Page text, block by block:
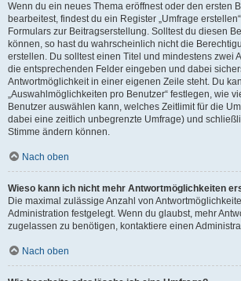
Wenn du ein neues Thema eröffnest oder den ersten
bearbeitest, findest du ein Register „Umfrage
Formulars zur Beitragserstellung. Solltest du diesen
können, so hast du wahrscheinlich nicht die
erstellen. Du solltest einen Titel und mindestens zwei
die entsprechenden Felder eingeben und dabei
Antwortmöglichkeit in einer eigenen Zeile steht. Du
„Auswahlmöglichkeiten pro Benutzer“ festlegen, wie
Benutzer auswählen kann, welches Zeitlimit für die
dabei eine zeitlich unbegrenzte Umfrage) und
Stimme ändern können.
Nach oben
Wieso kann ich nicht mehr Antwortmöglichkeiten
Die maximal zulässige Anzahl von
Administration festgelegt. Wenn du glaubst, mehr
zugelassen zu benötigen, kontaktiere einen
Nach oben